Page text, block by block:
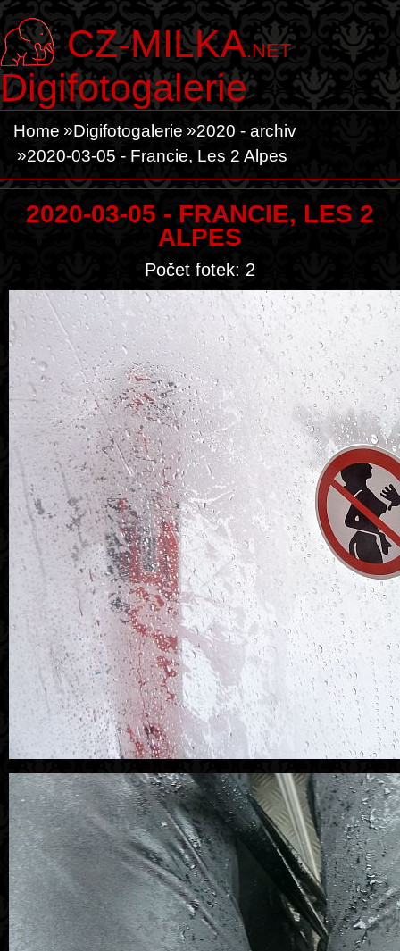
CZ-MILKA.NET
Digifotogalerie
Home Digifotogalerie
2020 - archiv
2020-03-05 - Francie, Les 2 Alpes
2020-03-05 - FRANCIE, LES 2
ALPES
Počet fotek: 2